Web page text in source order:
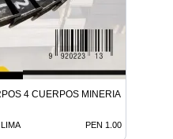
4 CUERPOS MINERIA
LIMA PEN 1.00